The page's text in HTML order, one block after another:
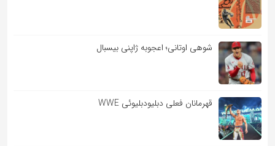
شوهی اوتانی؛ اعجوبه ژاپنی بیسبال
قهرمانان فعلی دبلیودبلیوئی WWE